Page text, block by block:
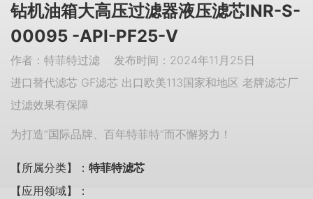
钻机油箱大高压过滤器液压滤芯INR-S-
00095 -API-PF25-V
作者：特菲特过滤 发布时间：2024年11月25日
进口替代滤芯 GF滤芯 出口欧美113国家和地区 老牌滤芯厂
过滤效果有保障
为打造“国际品牌、百年特菲特”而不懈努力！
【所属分类】： 特菲特滤芯
【应用领域】：